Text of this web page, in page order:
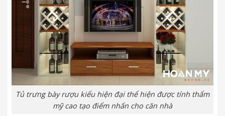
Tủ trưng bày rượu kiểu hiện đại thể hiện được tính thẩm
mỹ cao tạo điểm nhấn cho căn nhà